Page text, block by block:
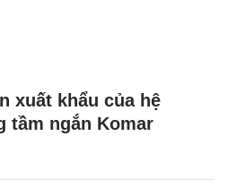
xuất khẩu của hệ
tầm ngắn Komar